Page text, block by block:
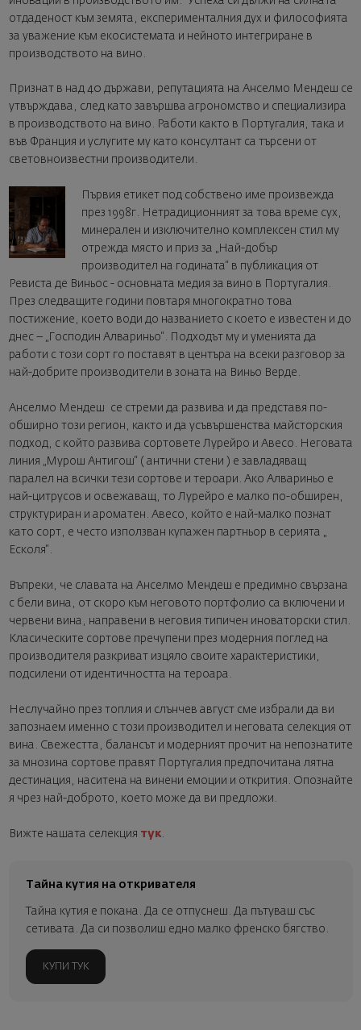
отдаденост към земята, експерименталния дух и философията
за уважение към екосистемата и нейното интегриране в
производството на вино.
Признат в над 40 държави, репутацията на Анселмо Мендеш се
утвърждава, след като завършва агрономство и специализира
в производството на вино. Работи както в Португалия, така и
във Франция и услугите му като консултант са търсени от
световноизвестни производители.
Първия етикет под собствено име произвежда
през 1998г. Нетрадиционният за това време сух,
минерален и изключително комплексен стил му
отрежда място и приз за „Най-добър
производител на годината“ в публикация от
Ревиста де Виньос - основната медия за вино в Португалия.
През следващите години повтаря многократно това
постижение, което води до названието с което е известен и до
днес – „Господин Алвариньо“. Подходът му и уменията да
работи с този сорт го поставят в центъра на всеки разговор за
най-добрите производители в зоната на Виньо Верде.
Анселмо Мендеш се стреми да развива и да представя по-
обширно този регион, както и да усъвършенства майсторския
подход, с който развива сортовете Лурейро и Авесо. Неговата
линия „Мурош Антигош“ ( антични стени ) е завладяващ
паралел на всички тези сортове и тероари. Ако Алвариньо е
най-цитрусов и освежаващ, то Лурейро е малко по-обширен,
структуриран и ароматен. Авесо, който е най-малко познат
като сорт, е често използван купажен партньор в серията „
Есколя“.
Въпреки, че славата на Анселмо Мендеш е предимно свързана
с бели вина, от скоро към неговото портфолио са включени и
червени вина, направени в неговия типичен иноваторски стил.
Класическите сортове пречупени през модерния поглед на
производителя разкриват изцяло своите характеристики,
подсилени от идентичността на тероара.
Неслучайно през топлия и слънчев август сме избрали да ви
запознаем именно с този производител и неговата селекция от
вина. Свежестта, балансът и модерният прочит на непознатите
за мнозина сортове правят Португалия предпочитана лятна
дестинация, наситена на винени емоции и открития. Опознайте
я чрез най-доброто, което може да ви предложи.
Вижте нашата селекция тук.
Тайна кутия на откривателя
Тайна кутия е покана. Да се отпуснеш. Да пътуваш със
сетивата. Да си позволиш едно малко френско бягство.
КУПИ ТУК